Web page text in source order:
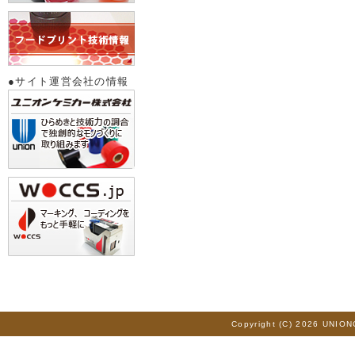
●サイト運営会社の情報
Copyright (C) 2026